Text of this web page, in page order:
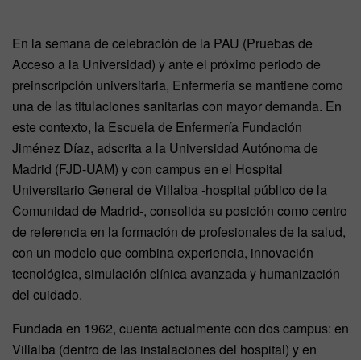
En la semana de celebración de la PAU (Pruebas de
Acceso a la Universidad) y ante el próximo periodo de
preinscripción universitaria, Enfermería se mantiene como
una de las titulaciones sanitarias con mayor demanda. En
este contexto, la Escuela de Enfermería Fundación
Jiménez Díaz, adscrita a la Universidad Autónoma de
Madrid (FJD-UAM) y con campus en el Hospital
Universitario General de Villalba -hospital público de la
Comunidad de Madrid-, consolida su posición como centro
de referencia en la formación de profesionales de la salud,
con un modelo que combina experiencia, innovación
tecnológica, simulación clínica avanzada y humanización
del cuidado.
Fundada en 1962, cuenta actualmente con dos campus: en
Villalba (dentro de las instalaciones del hospital) y en